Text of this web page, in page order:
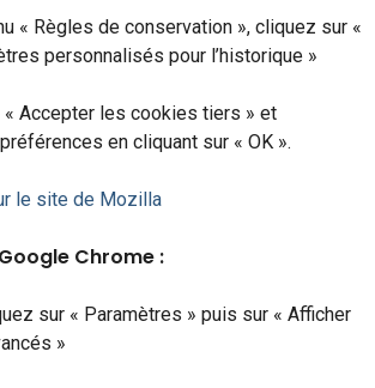
« Règles de conservation », cliquez sur «
personnalisés pour l’historique »
« Accepter les cookies tiers » et
en cliquant sur « OK ».
le site de Mozilla
Chrome :
sur « Paramètres » puis sur « Afficher
»